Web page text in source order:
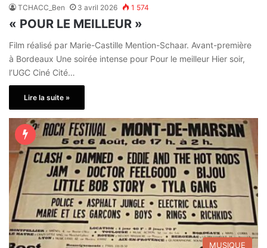
TCHACC_Ben 3 avril 2026 1 574
« POUR LE MEILLEUR »
Film réalisé par Marie-Castille Mention-Schaar. Avant-première
à Bordeaux Une soirée intense pour Pour le meilleur Hier soir,
l’UGC Ciné Cité…
Lire la suite »
MUSIQUE